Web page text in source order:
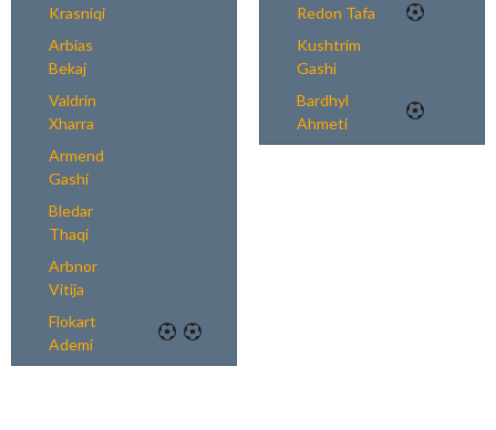
Krasniqi
Arbias
Bekaj
Valdrin
Xharra
Armend
Gashi
Bledar
Thaqi
Arbnor
Vitija
Flokart
Ademi
Redon Tafa
Kushtrim
Gashi
Bardhyl
Ahmeti